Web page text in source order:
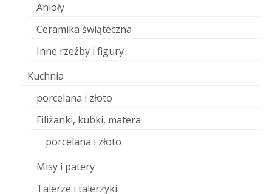
Anioły
Ceramika świąteczna
Inne rzeźby i figury
Kuchnia
porcelana i złoto
Filiżanki, kubki, matera
porcelana i złoto
Misy i patery
Talerze i talerzyki